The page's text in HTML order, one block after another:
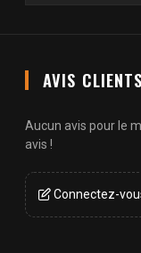
AVIS CLIENTS
Aucun avis pour le
avis !
Connectez-